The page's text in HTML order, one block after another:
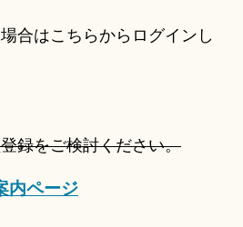
合はこちらからログインし
録をご検討ください。
内ページ